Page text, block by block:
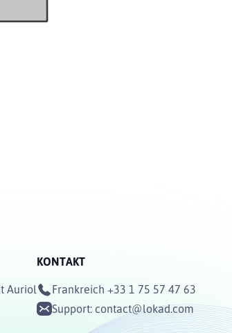
Auriol
KONTAKT
Frankreich +33 1 75 57 47 63
Support: contact@lokad.com